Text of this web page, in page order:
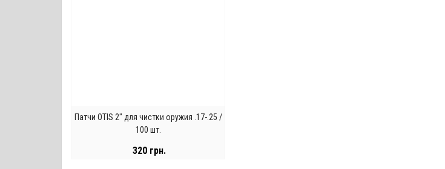
Патчи OTIS 2" для чистки оружия .17-.25 /
100 шт.
320 грн.